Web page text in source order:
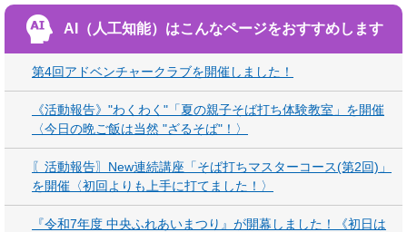
AI（人工知能）はこんなページをおすすめします
第4回アドベンチャークラブを開催しました！
《活動報告》"わくわく"「夏の親子そば打ち体験教室」を開催
〈今日の晩ご飯は当然 "ざるそば"！〉
〖活動報告〗New連続講座「そば打ちマスターコース(第2回)」
を開催〈初回よりも上手に打てました！〉
『令和7年度 中央ふれあいまつり』が開幕しました！《初日は